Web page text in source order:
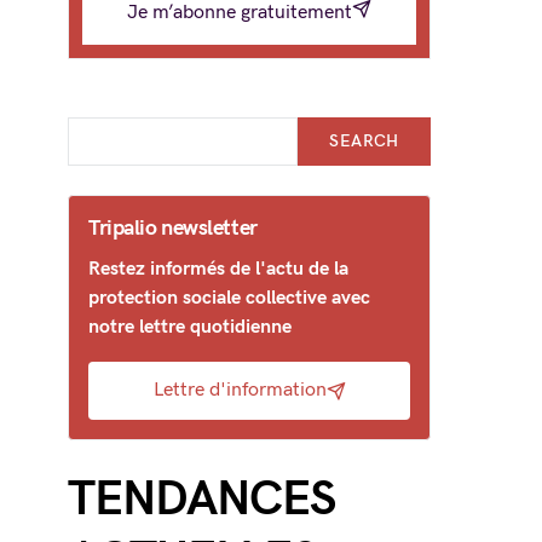
Je m’abonne gratuitement
SEARCH
Tripalio newsletter
Restez informés de l'actu de la
protection sociale collective avec
notre lettre quotidienne
Lettre d'information
TENDANCES